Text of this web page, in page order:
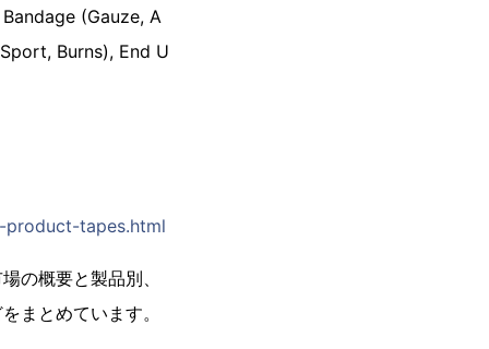
(Gauze, A
Burns), End U
tapes.html
の概要と製品別、
まとめています。